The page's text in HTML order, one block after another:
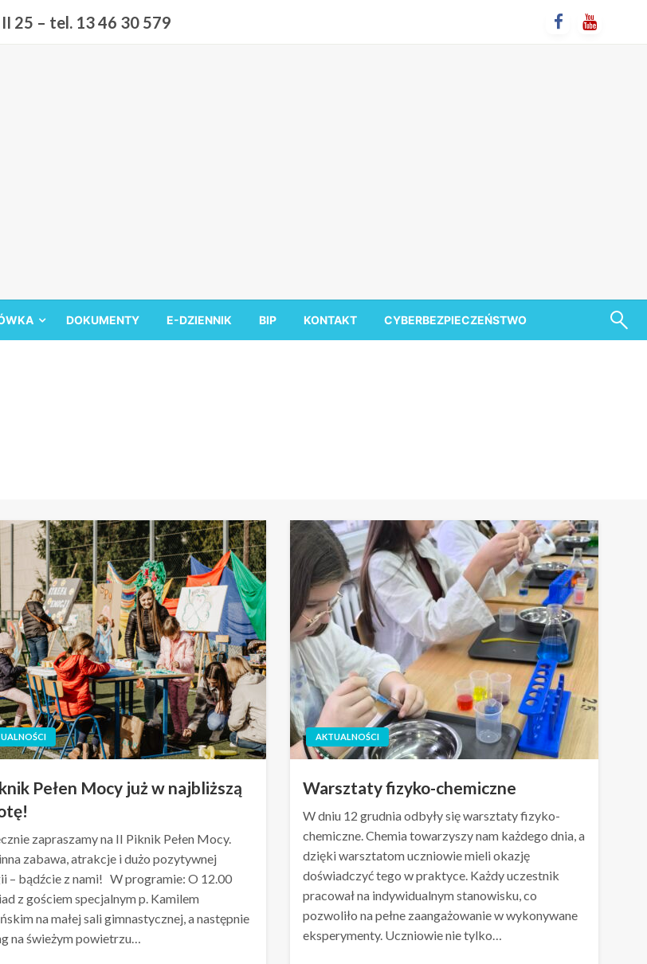
25 – tel. 13 46 30 579
DOKUMENTY E-DZIENNIK BIP KONTAKT CYBERBEZPIECZEŃSTWO
Pełen Mocy już w najbliższą
zapraszamy na II Piknik Pełen Mocy.
zabawa, atrakcje i dużo pozytywnej
– bądźcie z nami! W programie: O 12.00
z gościem specjalnym p. Kamilem
na małej sali gimnastycznej, a następnie
na świeżym powietrzu…
AKTUALNOŚCI
Warsztaty fizyko-chemiczne
W dniu 12 grudnia odbyły się warsztaty fizyko-
chemiczne. Chemia towarzyszy nam każdego dnia, a
dzięki warsztatom uczniowie mieli okazję
doświadczyć tego w praktyce. Każdy uczestnik
pracował na indywidualnym stanowisku, co
pozwoliło na pełne zaangażowanie w wykonywane
eksperymenty. Uczniowie nie tylko…